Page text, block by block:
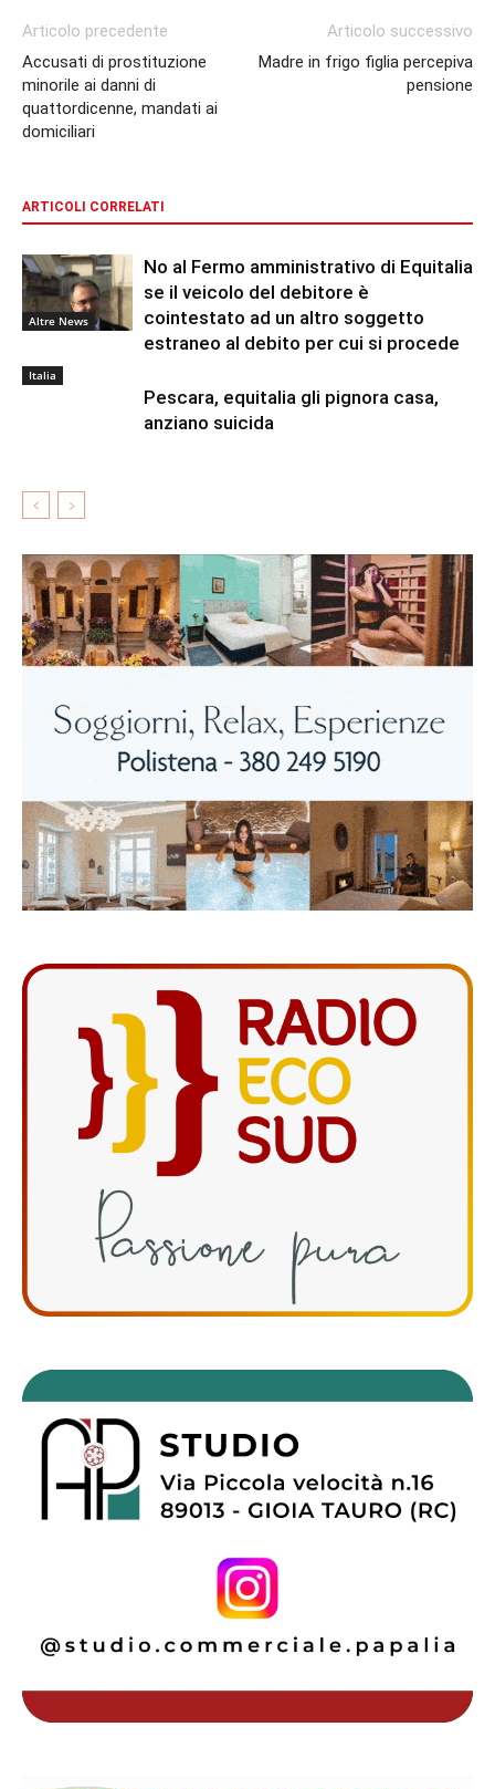
Articolo precedente
Accusati di prostituzione
minorile ai danni di
quattordicenne, mandati ai
domiciliari
Articolo successivo
Madre in frigo figlia percepiva
pensione
ARTICOLI CORRELATI
Altre News
No al Fermo amministrativo di Equitalia
se il veicolo del debitore è
cointestato ad un altro soggetto
estraneo al debito per cui si procede
Italia
Pescara, equitalia gli pignora casa,
anziano suicida